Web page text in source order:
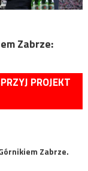
Zabrze:
PROJEKT
Zabrze.